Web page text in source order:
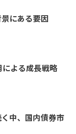
にある要因
よる成長戦略
中、国内債券市